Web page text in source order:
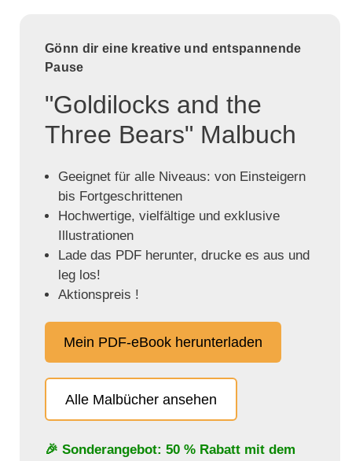
Gönn dir eine kreative und entspannende
Pause
"Goldilocks and the
Three Bears" Malbuch
Geeignet für alle Niveaus: von Einsteigern
bis Fortgeschrittenen
Hochwertige, vielfältige und exklusive
Illustrationen
Lade das PDF herunter, drucke es aus und
leg los!
Aktionspreis !
Mein PDF-eBook herunterladen
Alle Malbücher ansehen
🎉 Sonderangebot: 50 % Rabatt mit dem